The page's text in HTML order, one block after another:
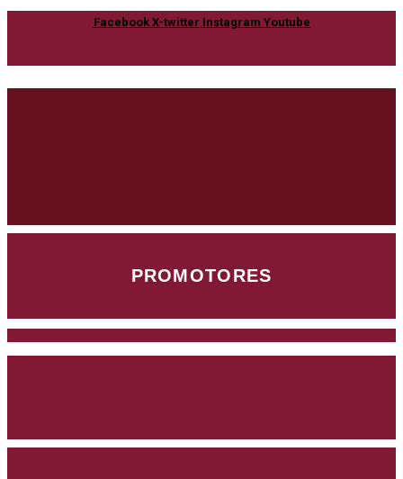
Facebook X-twitter Instagram Youtube
PROMOTORES